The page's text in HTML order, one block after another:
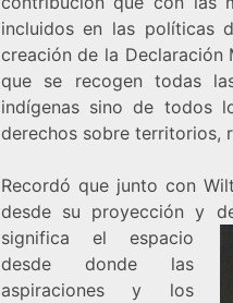
incluidos en las políticas
creación de la Declaración
que se recogen todas
indígenas sino de todos
derechos sobre territorios,
Recordó que junto con
desde su proyección y
significa el espacio
desde donde las
aspiraciones y los